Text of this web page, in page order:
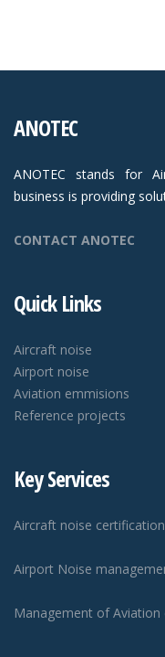
ANOTEC
ANOTEC stands for
business is providing
CONTACT ANOTEC
Quick Links
Aircraft noise
Airport noise
Aviation emmisions
Reference projects
Key Services
Aircraft noise certification
Airport Noise
Management of Aviation